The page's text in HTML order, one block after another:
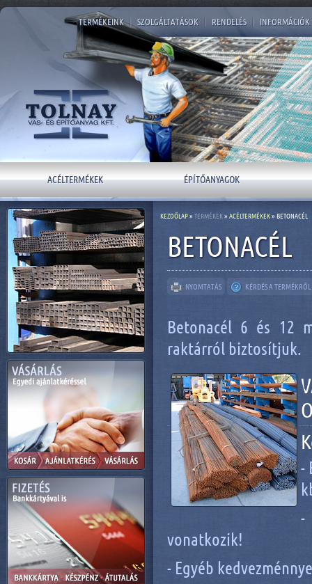
TERMÉKEINK SZOLGÁLTATÁSOK RENDELÉS INFORMÁCIÓK
ACÉLTERMÉKEK ÉPÍTŐANYAGOK
BETONACÉL
NYOMTATÁS KÉRDÉS A TERMÉKRŐL
Betonacél 6 és 12
raktárról biztosítjuk.
-
-
vonatkozik!
- Egyéb
KEZDŐLAP» TERMÉKEK» ACÉLTERMÉKEK» BETONACÉL